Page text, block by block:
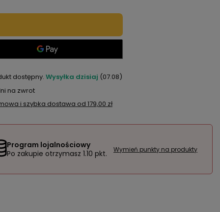
dostępny Wysyłka dzisiaj (07.08)
na zwrot
i szybka dostawa od 179,00 zł
Program lojalnościowy
Po zakupie otrzymasz 1.10 pkt. Wymień punkty na produkty